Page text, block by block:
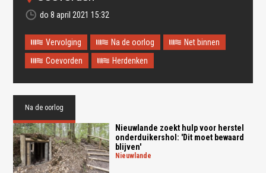
do 8 april 2021 15:32
Vervolging Na de oorlog
Net binnen
Coevorden
Herdenken
Na de oorlog
Nieuwlande zoekt hulp voor herstel
onderduikershol: 'Dit moet bewaard
blijven'
nieuwlande